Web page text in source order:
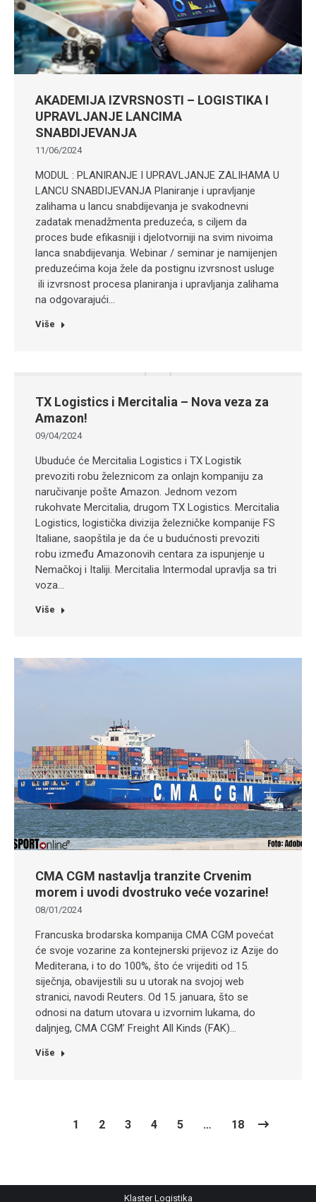
AKADEMIJA IZVRSNOSTI – LOGISTIKA I
UPRAVLJANJE LANCIMA
SNABDIJEVANJA
11/06/2024
MODUL : PLANIRANJE I UPRAVLJANJE ZALIHAMA U
LANCU SNABDIJEVANJA Planiranje i upravljanje
zalihama u lancu snabdijevanja je svakodnevni
zadatak menadžmenta preduzeća, s ciljem da
proces bude efikasniji i djelotvorniji na svim nivoima
lanca snabdijevanja. Webinar / seminar je namijenjen
preduzećima koja žele da postignu izvrsnost usluge
ili izvrsnost procesa planiranja i upravljanja zalihama
na odgovarajući…
Više
TX Logistics i Mercitalia – Nova veza za
Amazon!
09/04/2024
Ubuduće će Mercitalia Logistics i TX Logistik
prevoziti robu železnicom za onlajn kompaniju za
naručivanje pošte Amazon. Jednom vezom
rukohvate Mercitalia, drugom TX Logistics. Mercitalia
Logistics, logistička divizija železničke kompanije FS
Italiane, saopštila je da će u budućnosti prevoziti
robu između Amazonovih centara za ispunjenje u
Nemačkoj i Italiji. Mercitalia Intermodal upravlja sa tri
voza…
Više
CMA CGM nastavlja tranzite Crvenim
morem i uvodi dvostruko veće vozarine!
08/01/2024
Francuska brodarska kompanija CMA CGM povećat
će svoje vozarine za kontejnerski prijevoz iz Azije do
Mediterana, i to do 100%, što će vrijediti od 15.
siječnja, obavijestili su u utorak na svojoj web
stranici, navodi Reuters. Od 15. januara, što se
odnosi na datum utovara u izvornim lukama, do
daljnjeg, CMA CGM’ Freight All Kinds (FAK)…
Više
1 2 3 4 5 … 18
Klaster Logistika